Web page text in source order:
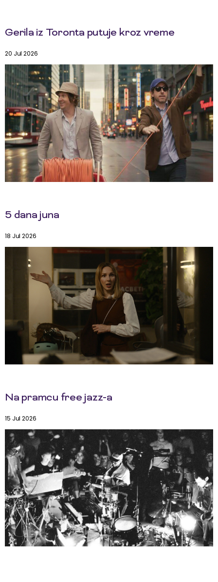
Gerila iz Toronta putuje kroz vreme
20 Jul 2026
5 dana juna
18 Jul 2026
Na pramcu free jazz-a
15 Jul 2026